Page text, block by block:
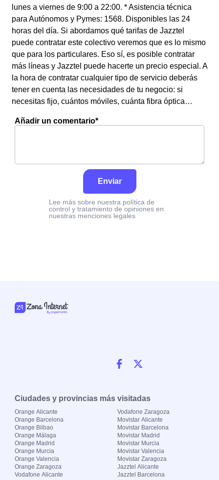
lunes a viernes de 9:00 a 22:00. * Asistencia técnica
para Autónomos y Pymes: 1568. Disponibles las 24
horas del día. Si abordamos qué tarifas de Jazztel
puede contratar este colectivo veremos que es lo mismo
que para los particulares. Eso sí, es posible contratar
más líneas y Jazztel puede hacerte un precio especial. A
la hora de contratar cualquier tipo de servicio deberás
tener en cuenta las necesidades de tu negocio: si
necesitas fijo, cuántos móviles, cuánta fibra óptica…
Añadir un comentario*
Enviar
Lee más sobre nuestra política de
control y tratamiento de opiniones en
nuestras menciones legales
Ciudades y provincias más visitadas
Orange Alicante
Orange Barcelona
Orange Bilbao
Orange Málaga
Orange Madrid
Orange Murcia
Orange Valencia
Orange Zaragoza
Vodafone Alicante
Vodafone Zaragoza
Movistar Alicante
Movistar Barcelona
Movistar Madrid
Movistar Murcia
Movistar Valencia
Movistar Zaragoza
Jazztel Alicante
Jazztel Barcelona